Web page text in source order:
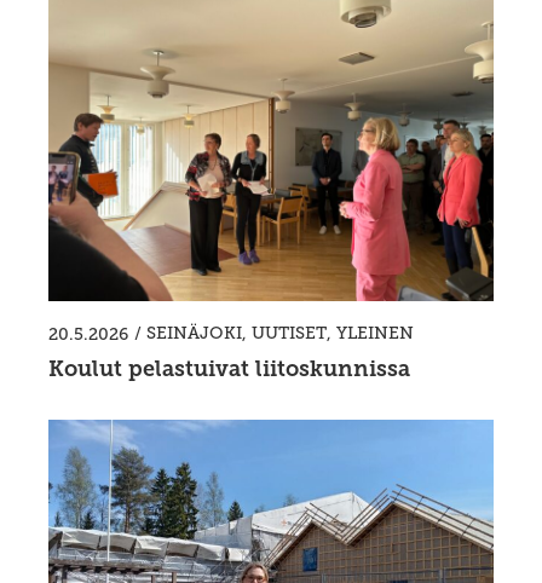
20.5.2026 / SEINÄJOKI, UUTISET, YLEINEN
Koulut pelastuivat liitoskunnissa